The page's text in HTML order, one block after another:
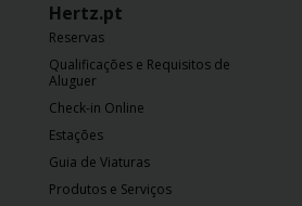
Hertz.pt
Reservas
Qualificações e Requisitos de
Aluguer
Check-in Online
Estações
Guia de Viaturas
Produtos e Serviços